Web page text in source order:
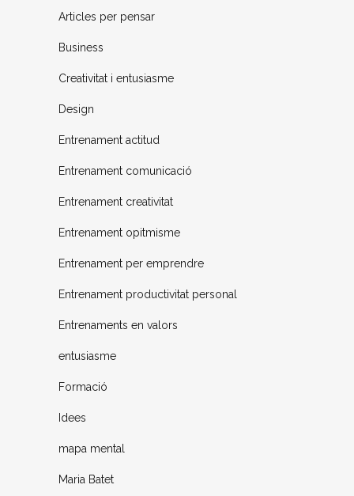
Articles per pensar
Business
Creativitat i entusiasme
Design
Entrenament actitud
Entrenament comunicació
Entrenament creativitat
Entrenament opitmisme
Entrenament per emprendre
Entrenament productivitat personal
Entrenaments en valors
entusiasme
Formació
Idees
mapa mental
Maria Batet